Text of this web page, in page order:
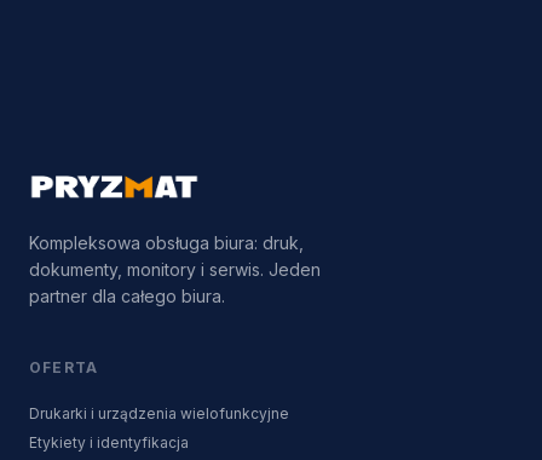
Kompleksowa obsługa biura: druk,
dokumenty, monitory i serwis. Jeden
partner dla całego biura.
OFERTA
Drukarki i urządzenia wielofunkcyjne
Etykiety i identyfikacja